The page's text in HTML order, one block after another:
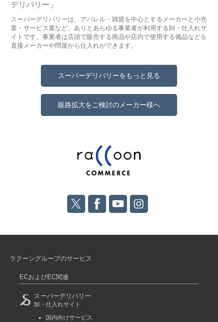
デリバリー」
スーパーデリバリーは、アパレル・雑貨を中心とするメーカーと小売
業・サービス業など、ありとあらゆる事業者が利用する卸・仕入れサ
イトです。事業者は店頭で販売する商品や店内で使用する備品などを
直接メーカーや問屋から仕入れができます。
スーパーデリバリーをもっと見る
販路拡大をご検討のメーカー様へ
ラクーングループのサービス
ECおよびEC関連
スーパーデリバリー
卸・仕入れサイト
国内向けサービス